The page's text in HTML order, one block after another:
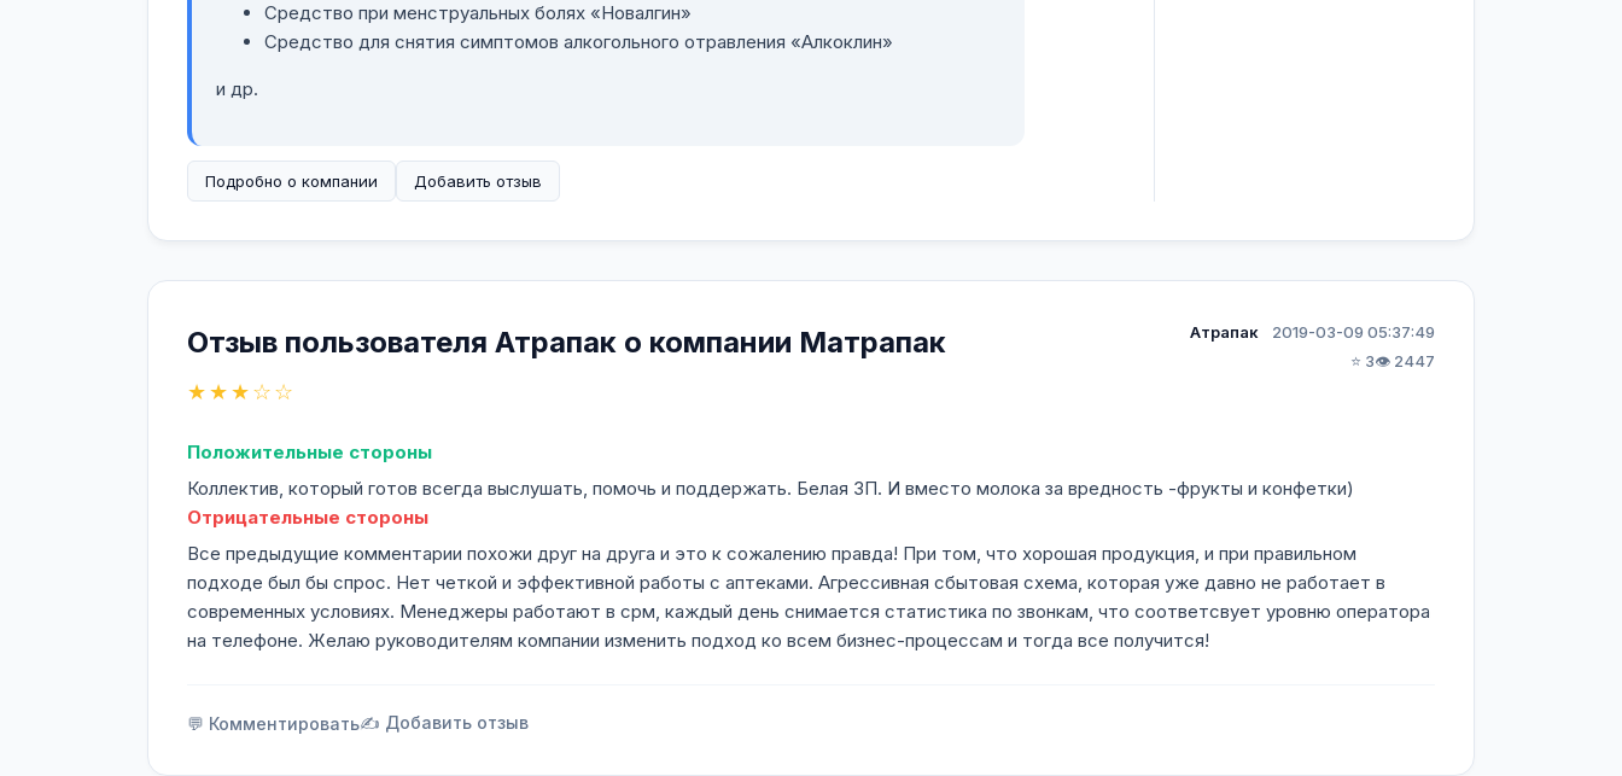
Средство при менструальных болях «Новалгин»
Средство для снятия симптомов алкогольного отравления «Алкоклин»
и др.
Подробно о компании Добавить отзыв
Отзыв пользователя Атрапак о компании Матрапак
★★★☆☆
Атрапак
2019-03-09 05:37:49
⭐ 3👁️ 2447
Положительные стороны
Коллектив, который готов всегда выслушать, помочь и поддержать. Белая ЗП. И вместо молока за вредность -фрукты и конфетки)
Отрицательные стороны
Все предыдущие комментарии похожи друг на друга и это к сожалению правда! При том, что хорошая продукция, и при правильном
подходе был бы спрос. Нет четкой и эффективной работы с аптеками. Агрессивная сбытовая схема, которая уже давно не работает в
современных условиях. Менеджеры работают в срм, каждый день снимается статистика по звонкам, что соответсвует уровню оператора
на телефоне. Желаю руководителям компании изменить подход ко всем бизнес-процессам и тогда все получится!
💬 Комментировать✍️ Добавить отзыв